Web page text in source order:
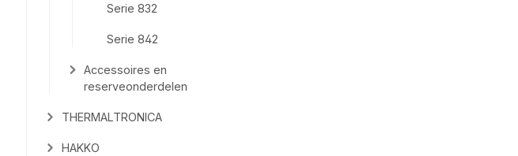
Serie 832
Serie 842
Accessoires en
reserveonderdelen
THERMALTRONICA
HAKKO